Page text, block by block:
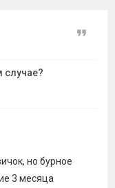
случае?
Цитата
но бурное
3 месяца